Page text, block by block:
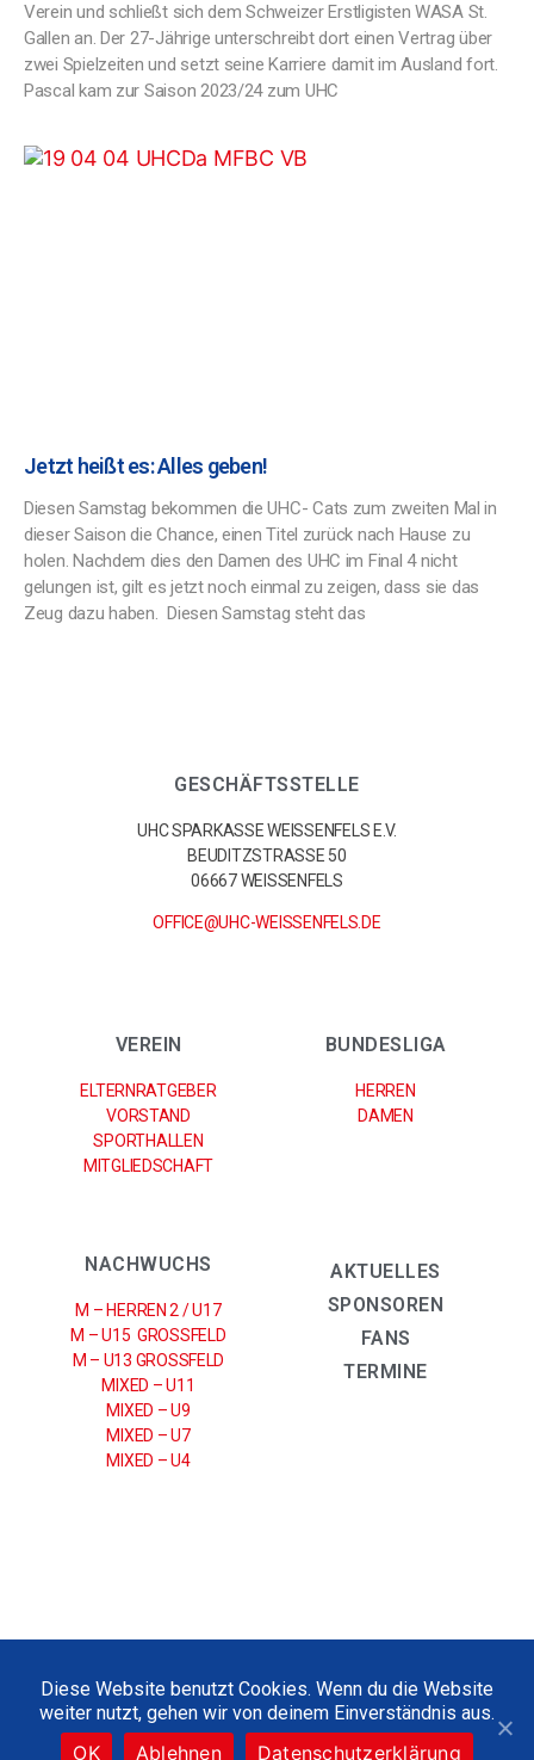
Verein und schließt sich dem Schweizer Erstligisten WASA St.
Gallen an. Der 27-Jährige unterschreibt dort einen Vertrag über
zwei Spielzeiten und setzt seine Karriere damit im Ausland fort.
Pascal kam zur Saison 2023/24 zum UHC
Jetzt heißt es: Alles geben!
Diesen Samstag bekommen die UHC- Cats zum zweiten Mal in
dieser Saison die Chance, einen Titel zurück nach Hause zu
holen. Nachdem dies den Damen des UHC im Final 4 nicht
gelungen ist, gilt es jetzt noch einmal zu zeigen, dass sie das
Zeug dazu haben. Diesen Samstag steht das
GESCHÄFTSSTELLE
UHC SPARKASSE WEISSENFELS E.V.
BEUDITZSTRASSE 50
06667 WEISSENFELS
OFFICE@UHC-WEISSENFELS.DE
VEREIN
ELTERNRATGEBER
VORSTAND
SPORTHALLEN
MITGLIEDSCHAFT
BUNDESLIGA
HERREN
DAMEN
NACHWUCHS
M – HERREN 2 / U17
M – U15 GROSSFELD
M – U13 GROSSFELD
MIXED – U11
MIXED – U9
MIXED – U7
MIXED – U4
AKTUELLES
SPONSOREN
FANS
TERMINE
2021 © UHC SPARKASSE WEISSENFELS E.V
Diese Website benutzt Cookies. Wenn du die Website
weiter nutzt, gehen wir von deinem Einverständnis aus.
OK Ablehnen Datenschutzerklärung